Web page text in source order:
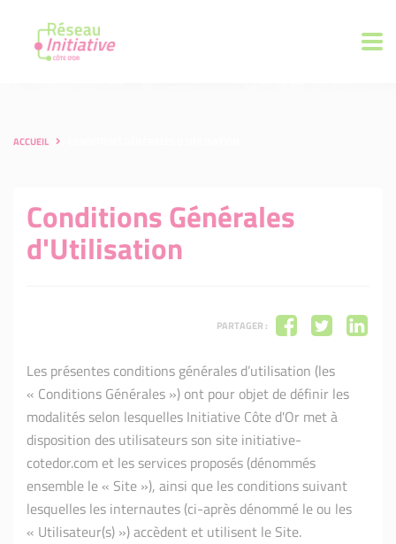
ACCUEIL
Conditions Générales
d'Utilisation
PARTAGER :
Les présentes conditions générales d’utilisation (les
« Conditions Générales ») ont pour objet de définir les
modalités selon lesquelles Initiative Côte d'Or met à
disposition des utilisateurs son site initiative-
cotedor.com et les services proposés (dénommés
ensemble le « Site »), ainsi que les conditions suivant
lesquelles les internautes (ci-après dénommé le ou les
« Utilisateur(s) ») accèdent et utilisent le Site.